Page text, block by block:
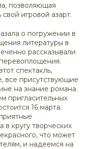
позволяющая
игровой азарт.
о погружении в
литературы в
рассказывали
спектакль,
присутствующие
на знание романа.
пригласительных
16 марта.
кругу творческих
что может
и надеемся на